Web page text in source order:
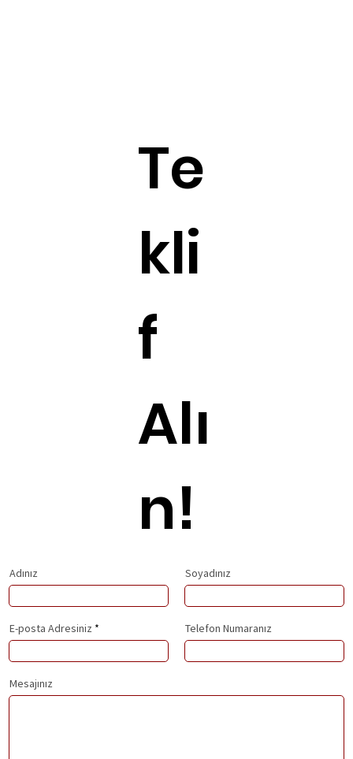
Te
kli
f
Alı
n!
Adınız Soyadınız
E-posta Adresiniz Telefon Numaranız
Mesajınız